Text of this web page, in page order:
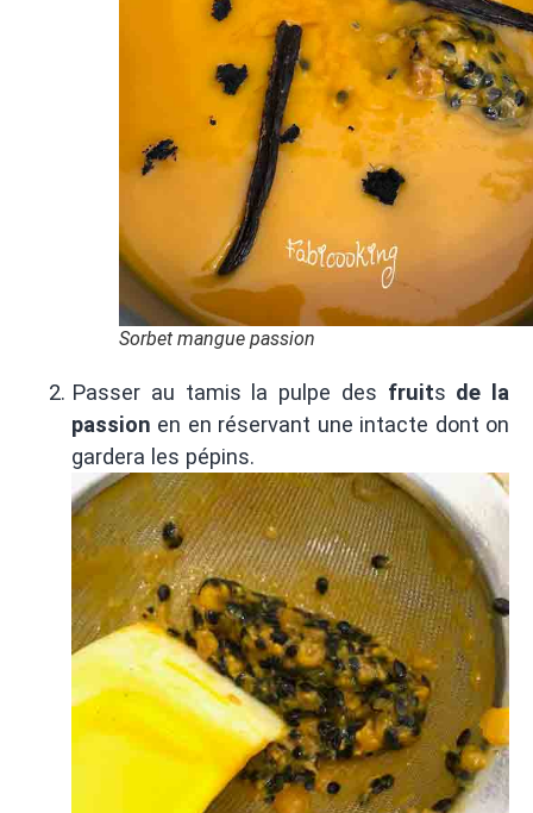
Sorbet mangue passion
Passer au tamis la pulpe des fruits de la
passion en en réservant une intacte dont on
gardera les pépins.